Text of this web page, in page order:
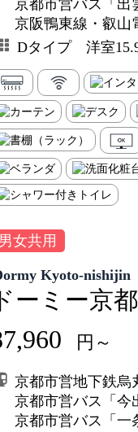
京都市営バス「出
京阪鴨東線・叡山
Dタイプ 洋室
女共用
Kyoto-nishijin
ーミー京
円～
京都市営地下鉄烏
京都市営バス「今
京都市営バス「一